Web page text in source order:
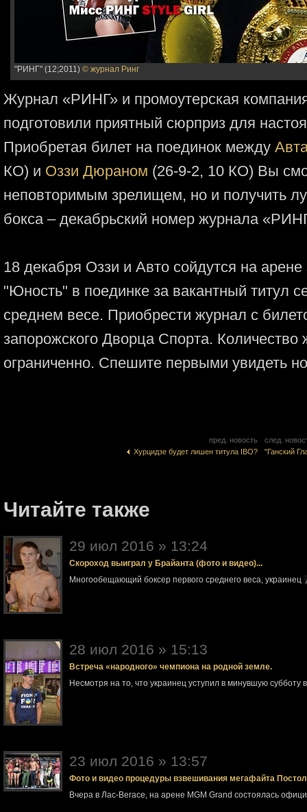
"РИНГ" (12;2011) © журнал Ринг
Журнал «РИНГ» и промоутерская
подготовили приятный сюрприз для
Приобретая билет на поединок между
КО) и Оззи Дюраном (26-9-2, 10 КО) Вы
неповторимым зрелищем, но и получить
бокса – декабрьский номер журнала
18 декабря Оззи и Авто сойдутся на
"Юность" в поединке за вакантный титул
среднем весе. Приобрести журнал с
запорожского Дворца Спорта. Количество
ограниченно. Спешите первыми увидеть
пред. новость
Хурцидзе будет лишен титула IBO?
след.
"Ганский
Читайте также
29 июл 2016 » 13:24
Скороход выиграл у Брайанта (фото и видео)...
Многообещающий боксер первого среднего веса, украинец
28 июл 2016 » 15:13
Встреча «народного» чемпиона на родной земле.
Несмотря на то, что украинец уступил в минувшую субботу
23 июл 2016 » 13:57
Фото и видео процедуры взвешивания мегафайта
Вчера в Лас-Вегасе, на арене MGM Grand состоялась